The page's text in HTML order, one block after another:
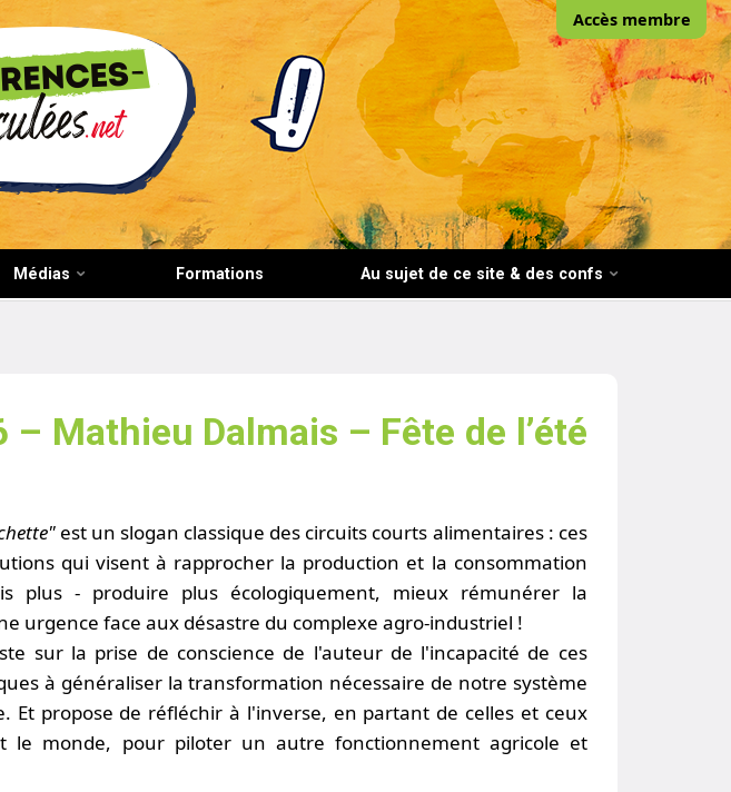
Accès membre
Médias Formations Au sujet de ce site & des confs
Mathieu Dalmais – Fête de l’été
est un slogan classique des circuits courts alimentaires : ces
qui visent à rapprocher la production et la consommation
plus - produire plus écologiquement, mieux rémunérer la
urgence face aux désastre du complexe agro-industriel !
sur la prise de conscience de l'auteur de l'incapacité de ces
à généraliser la transformation nécessaire de notre système
Et propose de réfléchir à l'inverse, en partant de celles et ceux
le monde, pour piloter un autre fonctionnement agricole et